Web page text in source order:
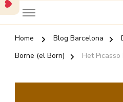
Home Blog Barcelona
Borne (el Born)
Het